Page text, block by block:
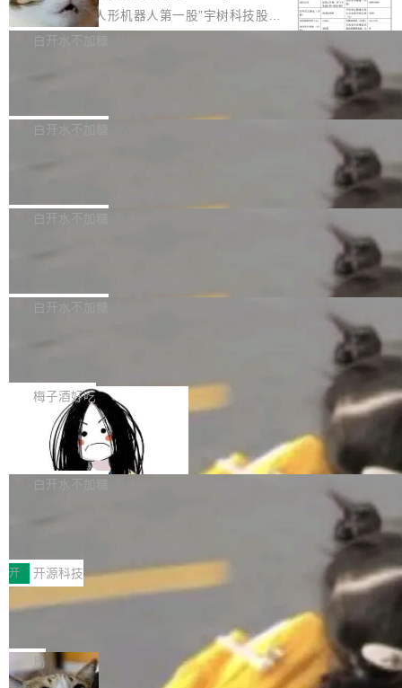
agent 有本质区别。大多数 agent harness 的设
计是基于早期模型的能力—...
细致的一份规则。 政策的核心只有一句话：LLM
可以用来分析、提炼、审阅、建议，但不能用来
不得生成涉及安全性的关键变更，除非作者本身
ek 获配 93.3 万股，锁定 36 个月
8月6日晚间，“人形机器人第一股”宇树科技股份
有限公司披露IPO发行价格及战略配售结果，杭
36个月。 公告显示，本次宇树科技战略配售对
员工参与设立的专项资产管理计划。其中，Dee
获配9...
白开水不加糖
Bug fixes and enhancements 修复多次传递同
一个回归问题，该问题导致拉取镜像时会拒绝包
题，该问题可能导致在旧版 Linux 内核...
白开水不加糖
e 孵化器项目管理委员会（IPMC）投票中获得
P）！这一里程碑不仅标志着 Fluss 迈入新的发
白开水不加糖
长期停止内容更新，未能实现其作为“AI版维基百
提交的编辑请求也长期处于待处理状态。 Groki
pedia 于去年底上线，定位为由人工智能生成内
容的百科平台，被马斯克视为传统众包百科网站
维基百科的替代方案。Lawfare 调查发现，无论
热门页面还是低关注度页面，均未出现近期更
白开水不加糖
是这样的：配 MessageSource 的 Bean、写 R
eloadableResourceBundleMessageSource、
声明 LocaleResolver、注册 LocaleChangeInt
erceptor…五六步之后才能看到第一行翻译文
本。 Solon 换了个方式。整个 i18n 模块围绕三
梅子酒好吃
Apache Doris 4.1 全面增强 Iceberg：
支持 UPDATE、MERGE INTO 与 Iceb
erg V3
Apache Doris 4.1 要补齐的，正是缺失的那一
半。在已有查询能力的基础上，Doris 进一步支
常维护操作，并完整支持 Iceberg V3 格式。
白开水不加糖
村国家自主创新示范区会议中心开幕。本届大会
由中关村智联软件服务业质量创新联盟主办，以
“智构可信·质创未来——AI原生时代的质量新范
式”为主题，直面AI从实验室走向规模化产业落地
的核心质量命题。会上，《2026智能研发生产力
工具选型手册》发布，Testin云测的Testin XAge
开 开源科技
让非法状态不可表示：一篇关于 ADT
有一种东西，一旦用过就回不去了。Alex Fedos
eev 管它叫"软件设计的基石"。 他说的东西不新
鲜——代数数据类型（ADT），尤其是和类型
局